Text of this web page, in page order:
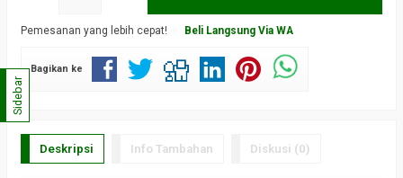
Pemesanan yang lebih cepat! Beli Langsung Via WA
Bagikan ke
Deskripsi Info Tambahan Diskusi (0)
Sidebar